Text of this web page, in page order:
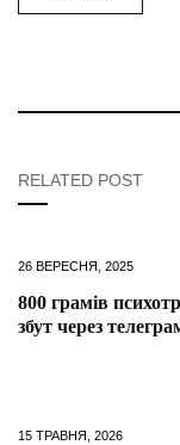
RELATED POST
26 ВЕРЕСНЯ, 2025
800 грамів
збут через
15 ТРАВНЯ, 2026